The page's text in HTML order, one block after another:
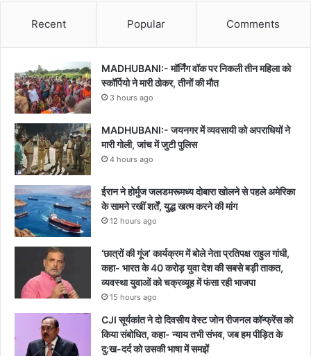
Recent Popular Comments
MADHUBANI:- मॉर्निंग वॉक पर निकली तीन महिला को
स्कॉर्पियो ने मारी ठोकर, तीनों की मौत
3 hours ago
MADHUBANI:- जयनगर में व्यवसायी को अपराधियों ने
मारी गोली, जांच में जुटी पुलिस
4 hours ago
ईरान ने होर्मुज जलडमरूमध्य दोबारा खोलने से पहले अमेरिका
के सामने रखीं शर्तें, युद्ध खत्म करने की मांग
12 hours ago
‘छात्रों की गूंज’ कार्यक्रम में बोले नेता प्रतिपक्ष राहुल गांधी,
कहा- भारत के 40 करोड़ युवा देश की सबसे बड़ी ताकत,
व्यवस्था युवाओं को चक्रव्यूह में फंसा रही भाजपा
15 hours ago
CJI सूर्यकांत ने दो दिवसीय वेस्ट जोन रीजनल कॉन्फ्रेंस को
किया संबोधित, कहा- न्याय तभी संभव, जब हम पीड़ित के
दु:ख-दर्द को उसकी भाषा में समझें